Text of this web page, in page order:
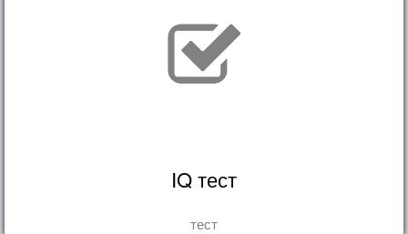
IQ тест
тест